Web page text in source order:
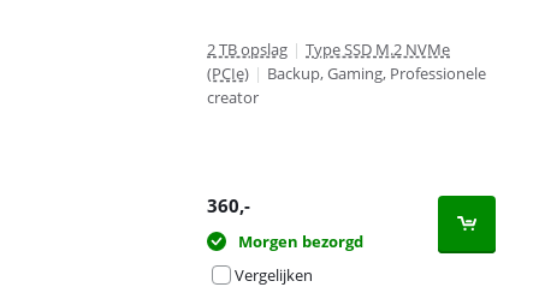
2 TB opslag | Type SSD M.2 NVMe
(PCIe) | Backup, Gaming, Professionele
creator
360,-
Morgen bezorgd
Vergelijken